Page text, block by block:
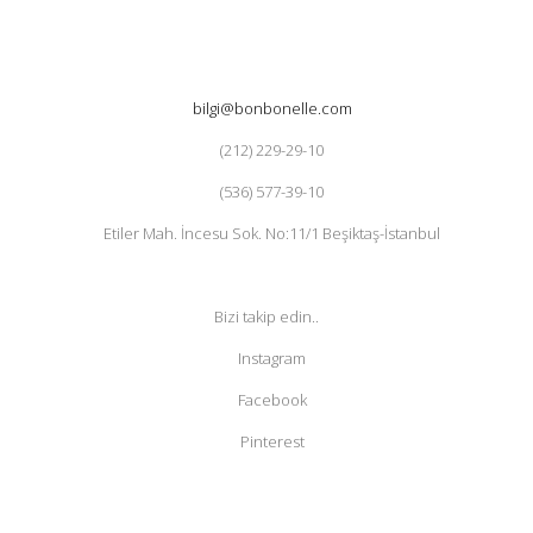
bilgi@bonbonelle.com
(212) 229-29-10
(536) 577-39-10
Etiler Mah. İncesu Sok. No:11/1 Beşiktaş-İstanbul
Bizi takip edin..
Instagram
Facebook
Pinterest